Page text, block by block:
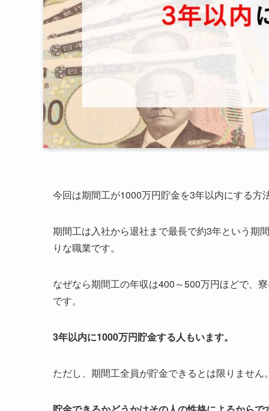
今回は期間工が1000万円貯金を3年以内にする
期間工は入社から退社まで最長で約3年という期
りな職業です。
なぜなら期間工の年収は400～500万円ほどで、
です。
3年以内に1000万円貯金する人もいます。
ただし、期間工全員が貯金できるとは限りません